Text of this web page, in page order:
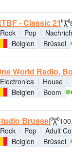
- Classic 21
Rock
Pop
Belgien
Brüssel
World Radio,
Electronica House
Belgien
Boom
Brussel
Rock
Pop
Adult
Belgien
Brüssel